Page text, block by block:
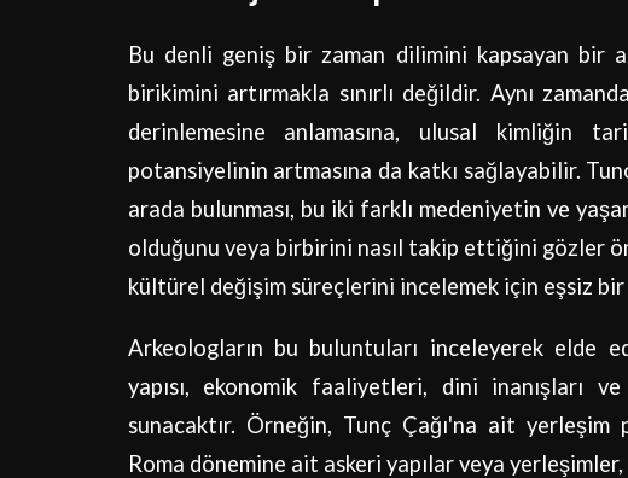
Bu denli geniş bir zaman dilimini kapsayan bir
birikimini artırmakla sınırlı değildir. Aynı
derinlemesine anlamasına, ulusal kimliğin
potansiyelinin artmasına da katkı sağlayabilir.
arada bulunması, bu iki farklı medeniyetin ve
olduğunu veya birbirini nasıl takip ettiğini gözler
kültürel değişim süreçlerini incelemek için eşsiz bir
Arkeologların bu buluntuları inceleyerek elde
yapısı, ekonomik faaliyetleri, dini inanışları
sunacaktır. Örneğin, Tunç Çağı'na ait yerleşim
Roma dönemine ait askeri yapılar veya